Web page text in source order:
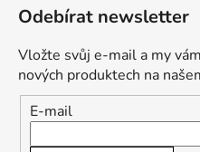
Odebírat newsletter
Vložte svůj e-mail a my
nových produktech na
E-mail